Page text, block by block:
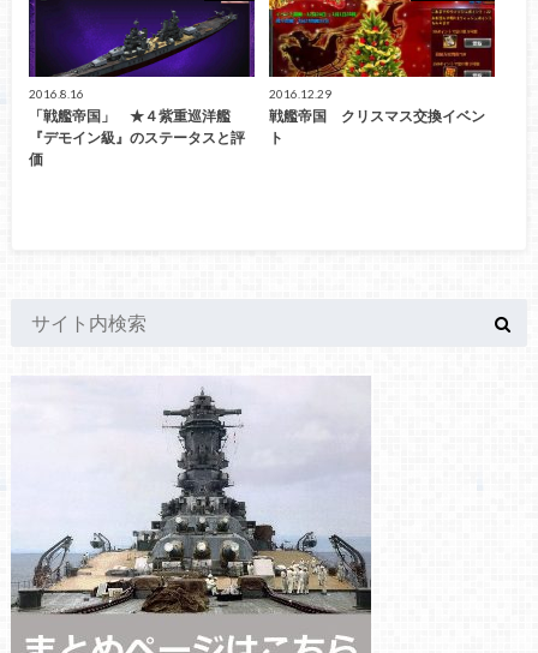
2016.8.16
「戦艦帝国」 ★４紫重巡洋艦
『デモイン級』のステータスと評
価
2016.12.29
戦艦帝国 クリスマス交換イベン
ト